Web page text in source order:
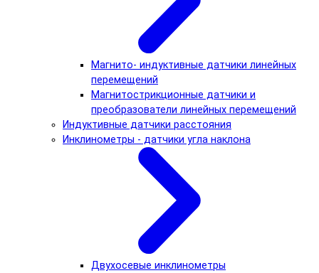
Магнито- индуктивные датчики линейных
перемещений
Магнитострикционные датчики и
преобразователи линейных перемещений
Индуктивные датчики расстояния
Инклинометры - датчики угла наклона
Двухосевые инклинометры